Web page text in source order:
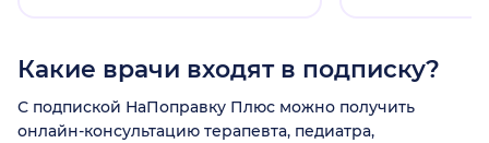
Какие врачи входят в подписку?
С подпиской НаПоправку Плюс можно получить
онлайн-консультацию терапевта, педиатра,